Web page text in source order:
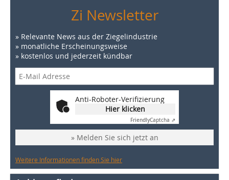
Zi Newsletter
» Relevante News aus der Ziegelindustrie
» monatliche Erscheinungsweise
» kostenlos und jederzeit kündbar
Anti-Roboter-Verifizierung
Hier klicken
FriendlyCaptcha ⇗
» Melden Sie sich jetzt an
Weitere Informationen finden Sie hier